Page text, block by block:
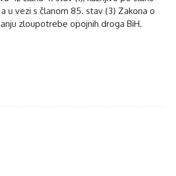
a u vezi s članom 85. stav (3) Zakona o
zloupotrebe opojnih droga BiH.